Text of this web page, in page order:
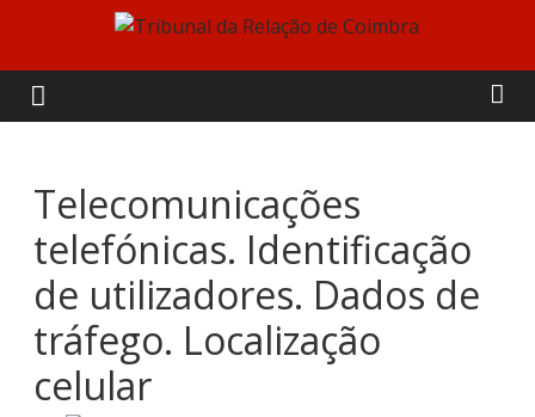
content
Tribunal
da
Relação
de
Coimbra
Telecomunicações
telefónicas. Identificação
de utilizadores. Dados de
tráfego. Localização
celular